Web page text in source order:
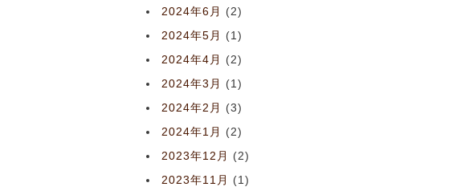
2024年6月
(2)
2024年5月
(1)
2024年4月
(2)
2024年3月
(1)
2024年2月
(3)
2024年1月
(2)
2023年12月
(2)
2023年11月
(1)